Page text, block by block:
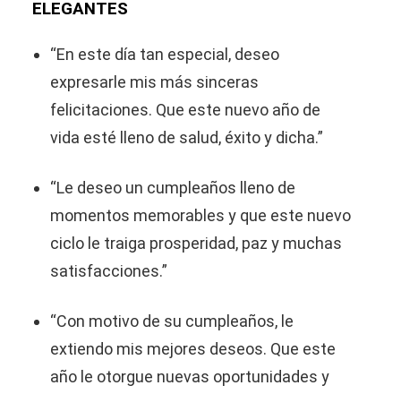
ELEGANTES
“En este día tan especial, deseo
expresarle mis más sinceras
felicitaciones. Que este nuevo año de
vida esté lleno de salud, éxito y dicha.”
“Le deseo un cumpleaños lleno de
momentos memorables y que este nuevo
ciclo le traiga prosperidad, paz y muchas
satisfacciones.”
“Con motivo de su cumpleaños, le
extiendo mis mejores deseos. Que este
año le otorgue nuevas oportunidades y